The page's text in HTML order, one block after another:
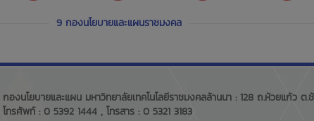
9 กองนโยบายและแผนราชมงคล
กองนโยบายและแผน มหาวิทยาลัยเทคโนโลยีราชมงคลล้านนา : 128 ถ.ห้วยแก้ว ต
โทรศัพท์ : 0 5392 1444 , โทรสาร : 0 5321 3183